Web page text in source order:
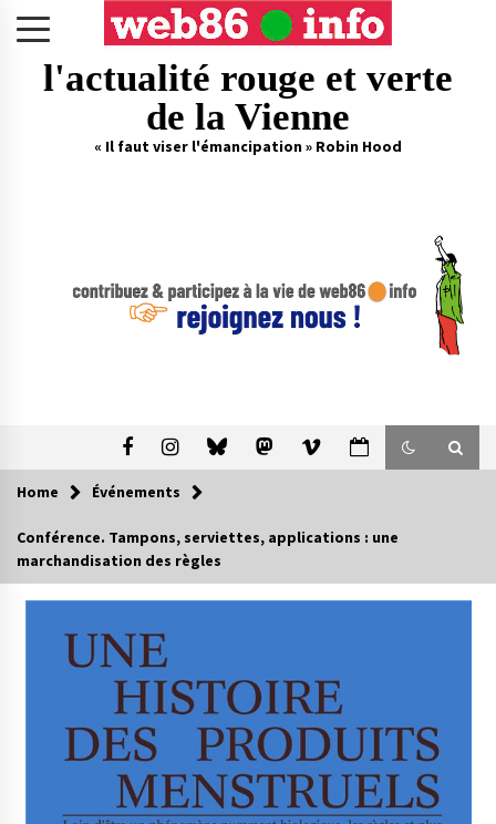
l'actualité rouge et verte
de la Vienne
« Il faut viser l'émancipation » Robin Hood
Home Événements
Conférence. Tampons, serviettes, applications : une
marchandisation des règles